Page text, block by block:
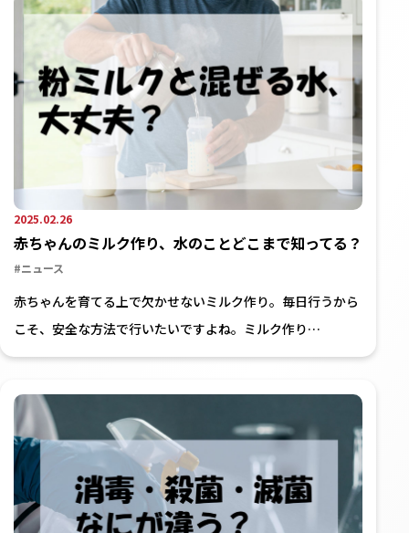
2025.02.26
赤ちゃんのミルク作り、水のことどこまで知ってる？
#ニュース
赤ちゃんを育てる上で欠かせないミルク作り。毎日行うから
こそ、安全な方法で行いたいですよね。ミルク作り…